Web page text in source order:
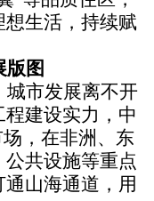
生活，持续赋
版图
城市发展离不开
建设实力，中
，在非洲、东
共设施等重点
山海通道，用